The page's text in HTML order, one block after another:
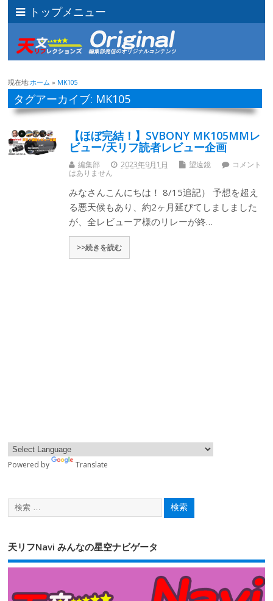
トップメニュー
現在地:ホーム » MK105
タグアーカイブ: MK105
【ほぼ完結！】SVBONY MK105MMレ
ビュー/天リフ読者レビュー企画
編集部 2023年9月1日 望遠鏡
コメント
はありません
みなさんこんにちは！ 8/15追記） 予想を超え
る悪天候もあり、約2ヶ月延びてしましました
が、全レビューア様のリレーが終…
>>続きを読む
Powered by Translate
天リフNavi みんなの星空ナビゲータ